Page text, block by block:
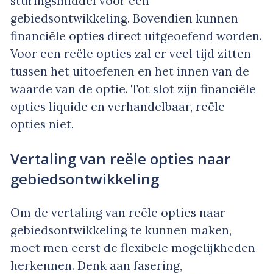
gebiedsontwikkeling. Bovendien kunnen
financiële opties direct uitgeoefend worden.
Voor een reële opties zal er veel tijd zitten
tussen het uitoefenen en het innen van de
waarde van de optie. Tot slot zijn financiële
opties liquide en verhandelbaar, reële
opties niet.
Vertaling van reële opties naar
gebiedsontwikkeling
Om de vertaling van reële opties naar
gebiedsontwikkeling te kunnen maken,
moet men eerst de flexibele mogelijkheden
herkennen. Denk aan fasering,